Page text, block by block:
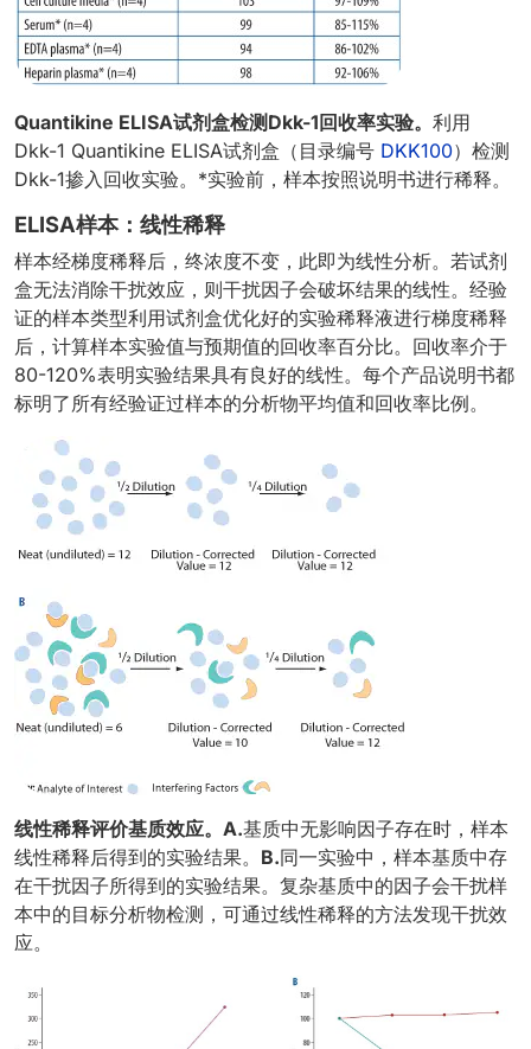
Quantikine ELISA试剂盒检测Dkk-1回收率实验。 利用
Dkk-1 Quantikine ELISA试剂盒（目录编号 DKK100）检测
Dkk-1掺入回收实验。*实验前，样本按照说明书进行稀释。
ELISA样本：线性稀释
样本经梯度稀释后，终浓度不变，此即为线性分析。若试剂
盒无法消除干扰效应，则干扰因子会破坏结果的线性。经验
证的样本类型利用试剂盒优化好的实验稀释液进行梯度稀释
后，计算样本实验值与预期值的回收率百分比。回收率介于
80-120%表明实验结果具有良好的线性。每个产品说明书都
标明了所有经验证过样本的分析物平均值和回收率比例。
线性稀释评价基质效应。A.基质中无影响因子存在时，样本
线性稀释后得到的实验结果。 B.同一实验中，样本基质中存
在干扰因子所得到的实验结果。复杂基质中的因子会干扰样
本中的目标分析物检测，可通过线性稀释的方法发现干扰效
应。